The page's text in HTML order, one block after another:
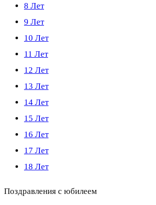
8 Лет
9 Лет
10 Лет
11 Лет
12 Лет
13 Лет
14 Лет
15 Лет
16 Лет
17 Лет
18 Лет
Поздравления с юбилеем